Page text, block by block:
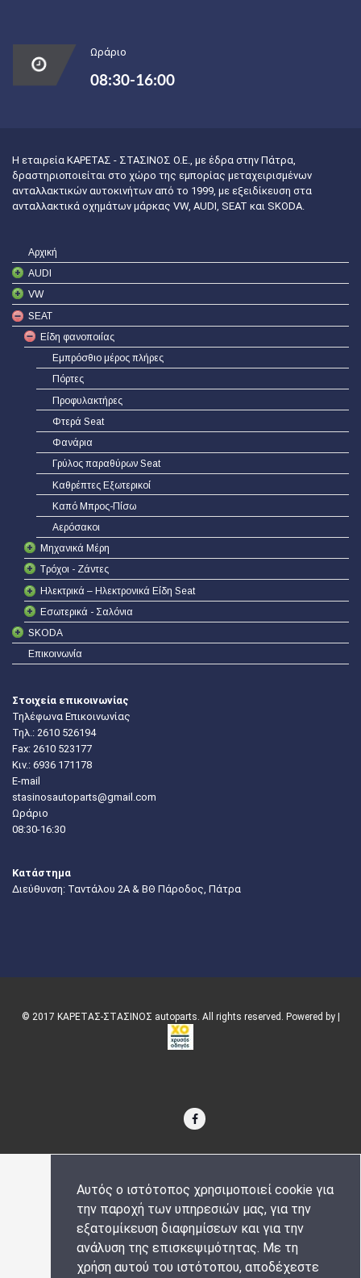
Αυτός ο ιστότοπος χρησιμοποιεί cookie για
την παροχή των υπηρεσιών μας, για την
εξατομίκευση διαφημίσεων και για την
ανάλυση της επισκεψιμότητας. Με τη
χρήση αυτού του ιστότοπου, αποδέχεστε
Ωράριο
08:30-16:00
Η εταιρεία ΚΑΡΕΤΑΣ - ΣΤΑΣΙΝΟΣ Ο.Ε., με έδρα στην Πάτρα,
δραστηριοποιείται στο χώρο της εμπορίας μεταχειρισμένων
ανταλλακτικών αυτοκινήτων από το 1999, με εξειδίκευση στα
ανταλλακτικά οχημάτων μάρκας VW, AUDI, SEAT και SKODA.
Αρχική
AUDI
VW
SEAT
Είδη φανοποιίας
Εμπρόσθιο μέρος πλήρες
Πόρτες
Προφυλακτήρες
Φτερά Seat
Φανάρια
Γρύλος παραθύρων Seat
Καθρέπτες Εξωτερικοί
Καπό Μπρος-Πίσω
Αερόσακοι
Μηχανικά Μέρη
Τρόχοι - Ζάντες
Ηλεκτρικά – Ηλεκτρονικά Είδη Seat
Εσωτερικά - Σαλόνια
SKODA
Επικοινωνία
Στοιχεία επικοινωνίας
Τηλέφωνα Επικοινωνίας
Τηλ.: 2610 526194
Fax: 2610 523177
Κιν.: 6936 171178
E-mail
stasinosautoparts@gmail.com
Ωράριο
08:30-16:30
Κατάστημα
Διεύθυνση: Ταντάλου 2Α & ΒΘ Πάροδος, Πάτρα
© 2017 ΚΑΡΕΤΑΣ-ΣΤΑΣΙΝΟΣ autoparts. All rights reserved. Powered by |